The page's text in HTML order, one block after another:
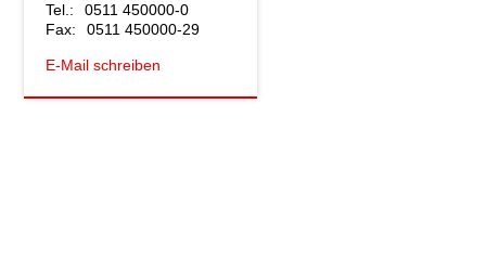
Tel.:
0511 450000-0
Fax:
0511 450000-29
E-Mail schreiben